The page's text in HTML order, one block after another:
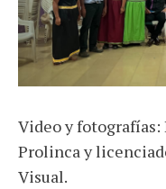
Video y fotografías:
Prolinca y
Visual.